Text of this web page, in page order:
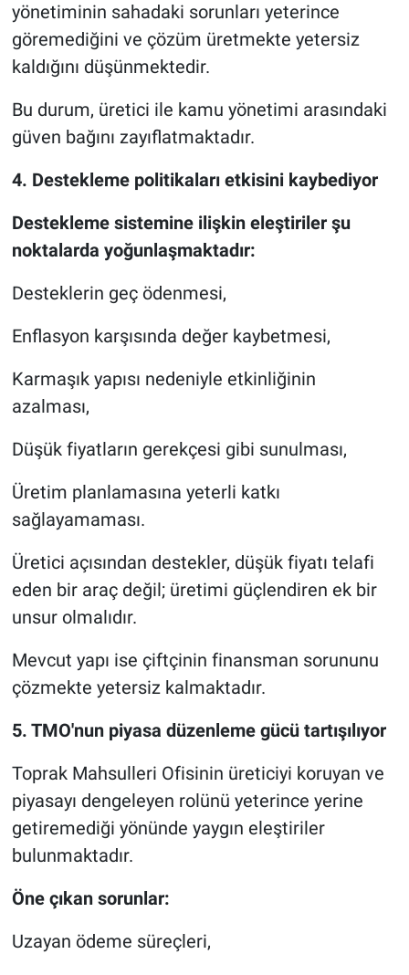
yönetiminin sahadaki sorunları yeterince
göremediğini ve çözüm üretmekte yetersiz
kaldığını düşünmektedir.
Bu durum, üretici ile kamu yönetimi arasındaki
güven bağını zayıflatmaktadır.
4. Destekleme politikaları etkisini kaybediyor
Destekleme sistemine ilişkin eleştiriler şu
noktalarda yoğunlaşmaktadır:
Desteklerin geç ödenmesi,
Enflasyon karşısında değer kaybetmesi,
Karmaşık yapısı nedeniyle etkinliğinin
azalması,
Düşük fiyatların gerekçesi gibi sunulması,
Üretim planlamasına yeterli katkı
sağlayamaması.
Üretici açısından destekler, düşük fiyatı telafi
eden bir araç değil; üretimi güçlendiren ek bir
unsur olmalıdır.
Mevcut yapı ise çiftçinin finansman sorununu
çözmekte yetersiz kalmaktadır.
5. TMO'nun piyasa düzenleme gücü tartışılıyor
Toprak Mahsulleri Ofisinin üreticiyi koruyan ve
piyasayı dengeleyen rolünü yeterince yerine
getiremediği yönünde yaygın eleştiriler
bulunmaktadır.
Öne çıkan sorunlar:
Uzayan ödeme süreçleri,